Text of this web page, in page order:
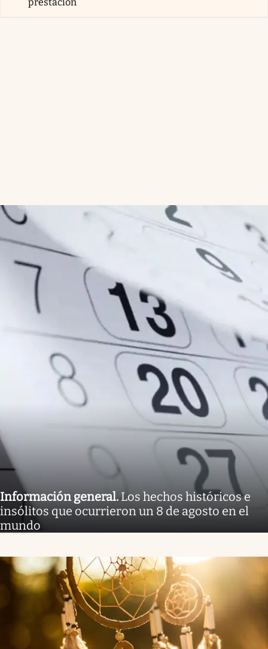
Información general. Los hechos históricos e
insólitos que ocurrieron un 8 de agosto en el
mundo